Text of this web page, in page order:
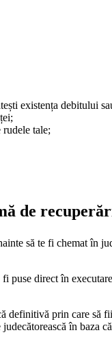
existența debitului
tale;
de
să te fi chemat în
direct în
definitivă prin care
în baza